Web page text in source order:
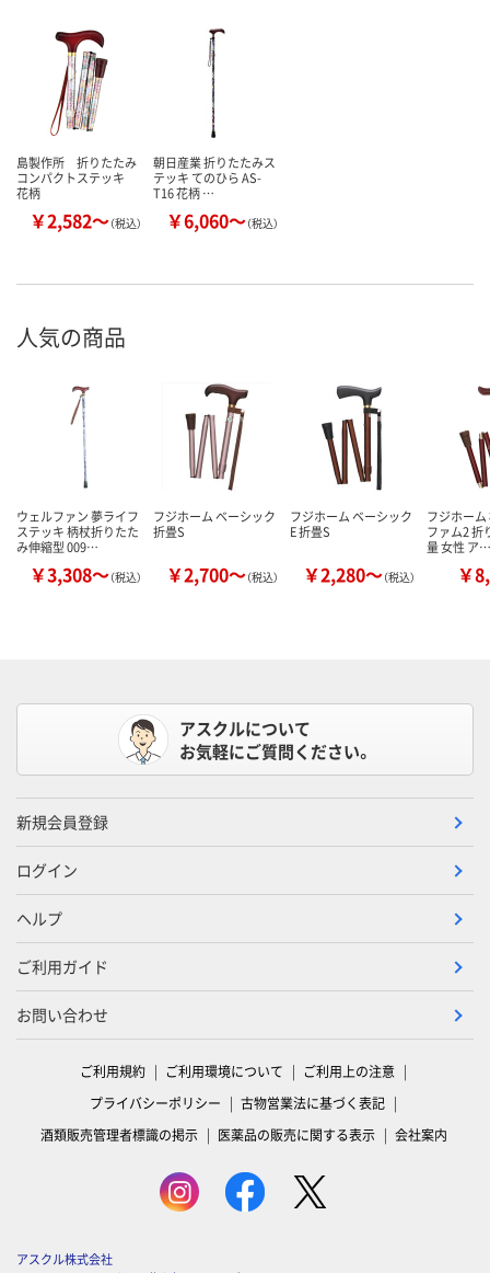
島製作所 折りたたみ
コンパクトステッキ
花柄
￥2,582～（税込）
朝日産業 折りたたみス
テッキ てのひら AS-
T16 花柄 …
￥6,060～（税込）
人気の商品
ウェルファン 夢ライフ
ステッキ 柄杖折りたた
み伸縮型 009…
￥3,308～（税込）
フジホーム ベーシック
折畳S
￥2,700～（税込）
フジホーム ベーシック
E 折畳S
￥2,280～（税込）
フジホー
ファム2 折
量 女性 ア…
￥
アスクルについて
お気軽にご質問ください。
新規会員登録
ログイン
ヘルプ
ご利用ガイド
お問い合わせ
ご利用規約 ご利用環境について
ご利用上の注意
プライバシーポリシー
古物営業法に基づく表記
酒類販売管理者標識の掲示
医薬品の販売に関する表示 会社案内
アスクル株式会社